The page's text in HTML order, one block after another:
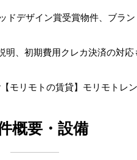
ドデザイン賞受賞物件、ブラ
、初期費用クレカ決済の対応
リモトの賃貸】モリモトレ
概要・設備